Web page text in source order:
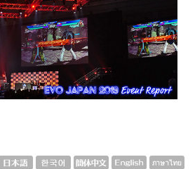
English
ภาษาไทย
tiéng Viêt
Bahasa Indonesia